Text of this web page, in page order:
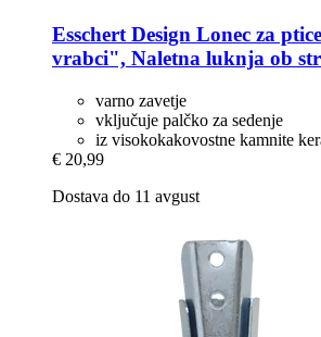
Esschert Design Lonec za
vrabci", Naletna luknja ob
varno zavetje
vključuje palčko za sedenje
iz visokokakovostne kamnite
€ 20,99
Dostava do 11 avgust